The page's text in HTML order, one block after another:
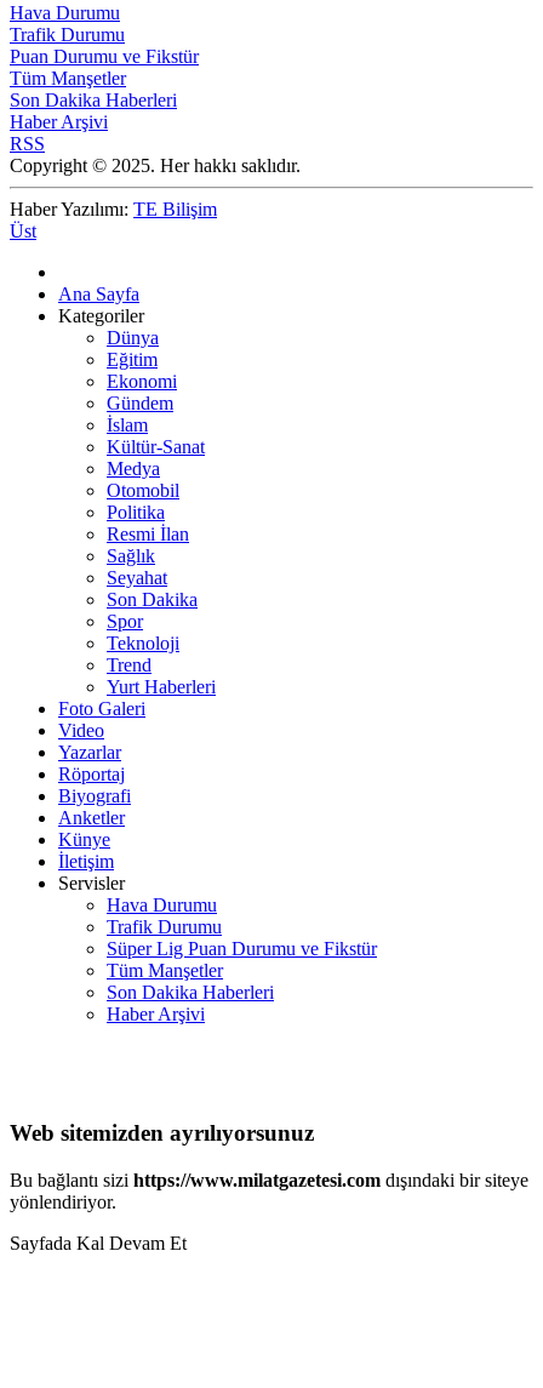
Hava Durumu
Trafik Durumu
Puan Durumu ve Fikstür
Tüm Manşetler
Son Dakika Haberleri
Haber Arşivi
RSS
Copyright © 2025. Her hakkı saklıdır.
Haber Yazılımı: TE Bilişim
Üst
Ana Sayfa
Kategoriler
Dünya
Eğitim
Ekonomi
Gündem
İslam
Kültür-Sanat
Medya
Otomobil
Politika
Resmi İlan
Sağlık
Seyahat
Son Dakika
Spor
Teknoloji
Trend
Yurt Haberleri
Foto Galeri
Video
Yazarlar
Röportaj
Biyografi
Anketler
Künye
İletişim
Servisler
Hava Durumu
Trafik Durumu
Süper Lig Puan Durumu ve Fikstür
Tüm Manşetler
Son Dakika Haberleri
Haber Arşivi
Web sitemizden ayrılıyorsunuz
Bu bağlantı sizi https://www.milatgazetesi.com dışındaki bir siteye
yönlendiriyor.
Sayfada Kal Devam Et